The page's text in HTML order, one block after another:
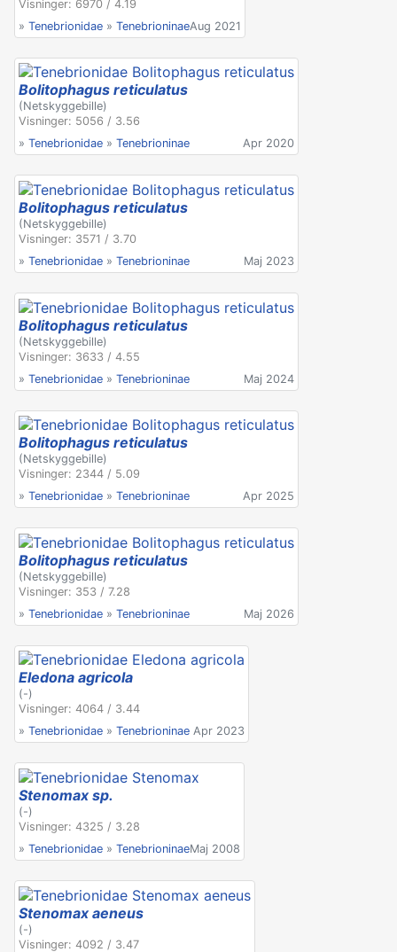
Visninger: 6970 / 4.19
» Tenebrionidae » TenebrioninaeAug 2021
Bolitophagus reticulatus
(Netskyggebille)
Visninger: 5056 / 3.56
» Tenebrionidae » Tenebrioninae Apr 2020
Bolitophagus reticulatus
(Netskyggebille)
Visninger: 3571 / 3.70
» Tenebrionidae » Tenebrioninae Maj 2023
Bolitophagus reticulatus
(Netskyggebille)
Visninger: 3633 / 4.55
» Tenebrionidae » Tenebrioninae Maj 2024
Bolitophagus reticulatus
(Netskyggebille)
Visninger: 2344 / 5.09
» Tenebrionidae » Tenebrioninae Apr 2025
Bolitophagus reticulatus
(Netskyggebille)
Visninger: 353 / 7.28
» Tenebrionidae » Tenebrioninae Maj 2026
Eledona agricola
(-)
Visninger: 4064 / 3.44
» Tenebrionidae » Tenebrioninae Apr 2023
Stenomax sp.
(-)
Visninger: 4325 / 3.28
» Tenebrionidae » TenebrioninaeMaj 2008
Stenomax aeneus
(-)
Visninger: 4092 / 3.47